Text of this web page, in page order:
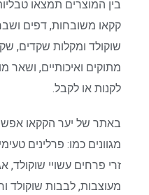
בין המוצרים תמצאו
קקאו משובחות, דפים ושברי
שוקולד ומקלות שקדים,
מתוקים ואיכותיים, ושאר
לקנות או לקבל.
באתר של יער הקקאו אפשר
מגוונים כמו: פרלינים
זרי פרחים עשויי שוקולד,
מעוצבות, לבבות שוקולד